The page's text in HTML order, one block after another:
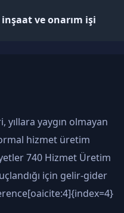
ve onarım işi
yıllara yaygın olmayan
hizmet üretim
740 Hizmet Üretim
için gelir-gider